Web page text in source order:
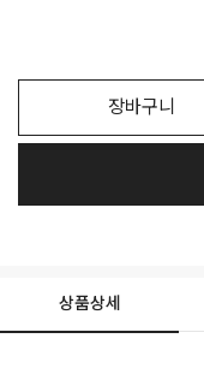
장바구니
상품상세